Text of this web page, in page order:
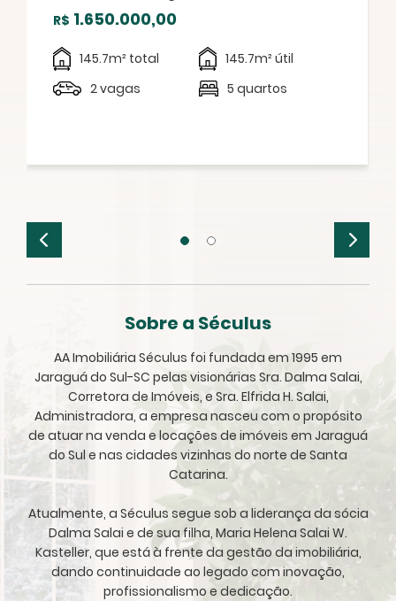
R$ 1.650.000,00
145.7m² total
145.7m² útil
2 vagas
5 quartos
Sobre a Séculus
AA Imobiliária Séculus foi fundada em 1995 em
Jaraguá do Sul-SC pelas visionárias Sra. Dalma Salai,
Corretora de Imóveis, e Sra. Elfrida H. Salai,
Administradora, a empresa nasceu com o propósito
de atuar na venda e locações de imóveis em Jaraguá
do Sul e nas cidades vizinhas do norte de Santa
Catarina.
Atualmente, a Séculus segue sob a liderança da sócia
Dalma Salai e de sua filha, Maria Helena Salai W.
Kasteller, que está à frente da gestão da imobiliária,
dando continuidade ao legado com inovação,
profissionalismo e dedicação.